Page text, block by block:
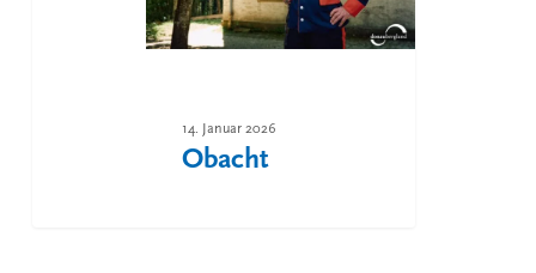
14. Januar 2026
Obacht